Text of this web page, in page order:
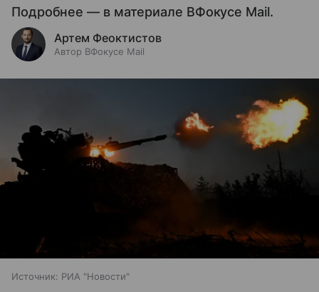
Подробнее — в материале ВФокусе Mail.
Артем Феоктистов
Автор ВФокусе Mail
Источник: РИА "Новости"